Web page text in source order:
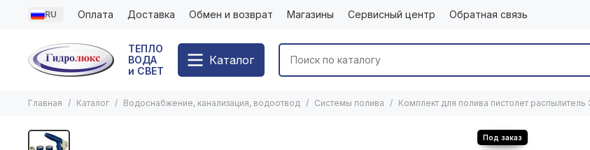
RU Оплата Доставка Обмен и возврат Магазины Сервисный центр Обратная связь
ТЕПЛО
ВОДА
и СВЕТ
Каталог
Главная Каталог Водоснабжение, канализация, водоотвод Системы полива Комплект для полива пистолет